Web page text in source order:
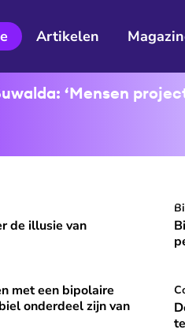
Artikelen
‘Mensen
illusie van maakbaarheid
de illusie van
een bipolaire stoornis: ‘Ik
met een bipolaire
onderdeel zijn van